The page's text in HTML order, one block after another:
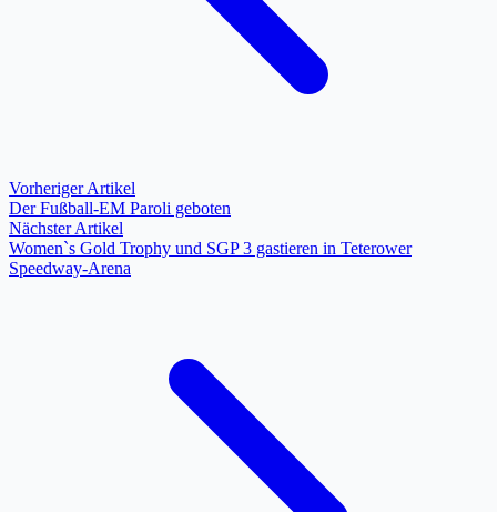
Vorheriger Artikel
Der Fußball-EM Paroli geboten
Nächster Artikel
Women`s Gold Trophy und SGP 3 gastieren in Teterower
Speedway-Arena